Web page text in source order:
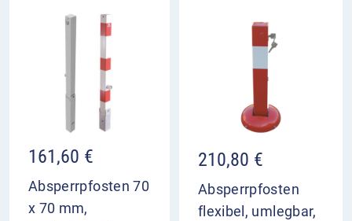
161,60 €
Absperrpfosten 70
x 70 mm,
210,80 €
Absperrpfosten
flexibel, umlegbar,